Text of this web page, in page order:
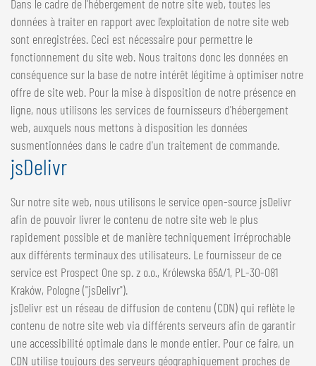
Dans le cadre de l'hébergement de notre site web, toutes les
données à traiter en rapport avec l'exploitation de notre site web
sont enregistrées. Ceci est nécessaire pour permettre le
fonctionnement du site web. Nous traitons donc les données en
conséquence sur la base de notre intérêt légitime à optimiser notre
offre de site web. Pour la mise à disposition de notre présence en
ligne, nous utilisons les services de fournisseurs d'hébergement
web, auxquels nous mettons à disposition les données
susmentionnées dans le cadre d'un traitement de commande.
jsDelivr
Sur notre site web, nous utilisons le service open-source jsDelivr
afin de pouvoir livrer le contenu de notre site web le plus
rapidement possible et de manière techniquement irréprochable
aux différents terminaux des utilisateurs. Le fournisseur de ce
service est Prospect One sp. z o.o., Królewska 65A/1, PL-30-081
Kraków, Pologne ("jsDelivr").
jsDelivr est un réseau de diffusion de contenu (CDN) qui reflète le
contenu de notre site web via différents serveurs afin de garantir
une accessibilité optimale dans le monde entier. Pour ce faire, un
CDN utilise toujours des serveurs géographiquement proches de